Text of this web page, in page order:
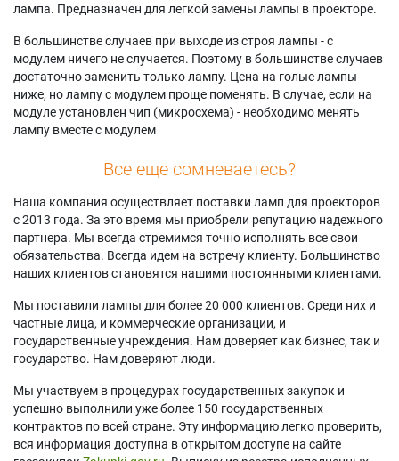
лампа. Предназначен для легкой замены лампы в проекторе.
В большинстве случаев при выходе из строя лампы - с
модулем ничего не случается. Поэтому в большинстве случаев
достаточно заменить только лампу. Цена на голые лампы
ниже, но лампу с модулем проще поменять. В случае, если на
модуле установлен чип (микросхема) - необходимо менять
лампу вместе с модулем
Все еще сомневаетесь?
Наша компания осуществляет поставки ламп для проекторов
с 2013 года. За это время мы приобрели репутацию надежного
партнера. Мы всегда стремимся точно исполнять все свои
обязательства. Всегда идем на встречу клиенту. Большинство
наших клиентов становятся нашими постоянными клиентами.
Мы поставили лампы для более 20 000 клиентов. Среди них и
частные лица, и коммерческие организации, и
государственные учреждения. Нам доверяет как бизнес, так и
государство. Нам доверяют люди.
Мы участвуем в процедурах государственных закупок и
успешно выполнили уже более 150 государственных
контрактов по всей стране. Эту информацию легко проверить,
вся информация доступна в открытом доступе на сайте